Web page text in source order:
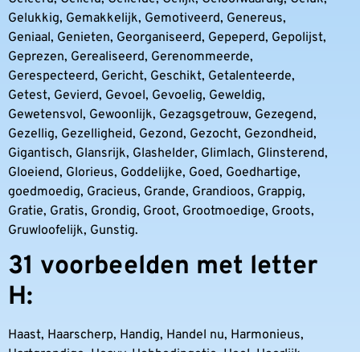
Gelukkig, Gemakkelijk, Gemotiveerd, Genereus,
Geniaal, Genieten, Georganiseerd, Gepeperd, Gepolijst,
Geprezen, Gerealiseerd, Gerenommeerde,
Gerespecteerd, Gericht, Geschikt, Getalenteerde,
Getest, Gevierd, Gevoel, Gevoelig, Geweldig,
Gewetensvol, Gewoonlijk, Gezagsgetrouw, Gezegend,
Gezellig, Gezelligheid, Gezond, Gezocht, Gezondheid,
Gigantisch, Glansrijk, Glashelder, Glimlach, Glinsterend,
Gloeiend, Glorieus, Goddelijke, Goed, Goedhartige,
goedmoedig, Gracieus, Grande, Grandioos, Grappig,
Gratie, Gratis, Grondig, Groot, Grootmoedige, Groots,
Gruwloofelijk, Gunstig.
31 voorbeelden met letter
H:
Haast, Haarscherp, Handig, Handel nu, Harmonieus,